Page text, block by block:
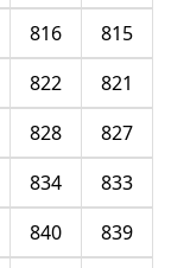
815
816
821
822
827
828
833
834
839
840